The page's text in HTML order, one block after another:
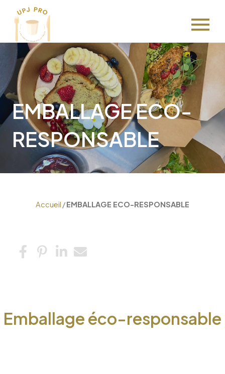
contenu
EMBALLAGE ECO-
RESPONSABLE
Accueil /EMBALLAGE ECO-RESPONSABLE
Emballage éco-responsable